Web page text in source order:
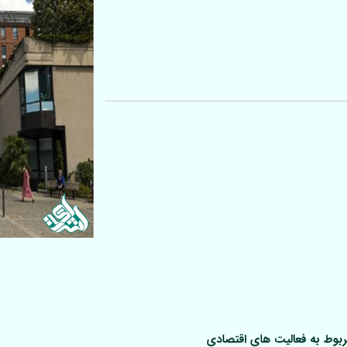
به فعالیت های اقتصادی